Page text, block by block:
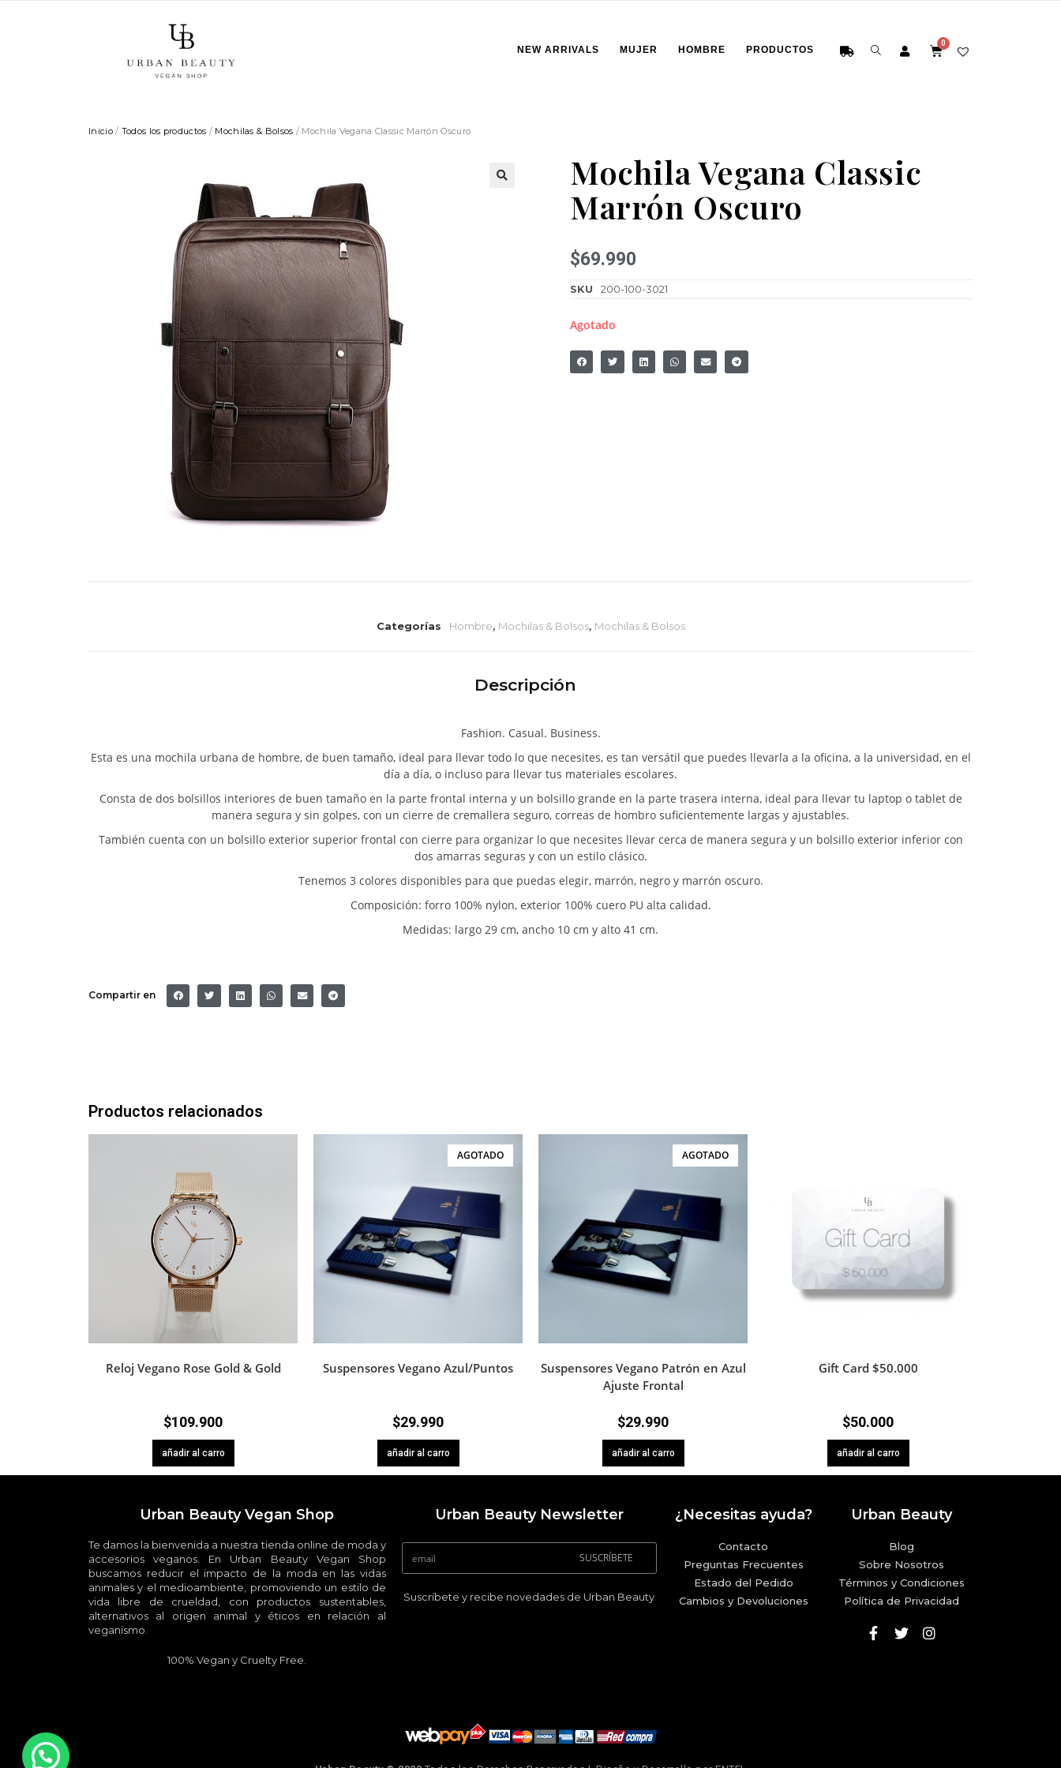
NEW ARRIVALS MUJER HOMBRE PRODUCTOS
Inicio/ Todos los productos / Mochilas & Bolsos / Mochila Vegana Classic Marrón Oscuro
Mochila Vegana Classic
Marrón Oscuro
$69.990
SKU 200-100-3021
Agotado
Categorías Hombre, Mochilas & Bolsos, Mochilas & Bolsos
Descripción
Fashion. Casual. Business.
Esta es una mochila urbana de hombre, de buen tamaño, ideal para llevar todo lo que necesites, es tan versátil que puedes llevarla a la oficina, a la universidad, en el
día a día, o incluso para llevar tus materiales escolares.
Consta de dos bolsillos interiores de buen tamaño en la parte frontal interna y un bolsillo grande en la parte trasera interna, ideal para llevar tu laptop o tablet de
manera segura y sin golpes, con un cierre de cremallera seguro, correas de hombro suficientemente largas y ajustables.
También cuenta con un bolsillo exterior superior frontal con cierre para organizar lo que necesites llevar cerca de manera segura y un bolsillo exterior inferior con
dos amarras seguras y con un estilo clásico.
Tenemos 3 colores disponibles para que puedas elegir, marrón, negro y marrón oscuro.
Composición: forro 100% nylon, exterior 100% cuero PU alta calidad.
Medidas: largo 29 cm, ancho 10 cm y alto 41 cm.
Compartir en
Productos relacionados
Reloj Vegano Rose Gold & Gold
$109.900
añadir al carro
AGOTADO
Suspensores Vegano Azul/Puntos
$29.990
añadir al carro
AGOTADO
Suspensores Vegano Patrón en Azul
Ajuste Frontal
$29.990
añadir al carro
Gift Card $50.000
$50.000
añadir al carro
Urban Beauty Vegan Shop
Te damos la bienvenida a nuestra tienda online de moda y
accesorios veganos. En Urban Beauty Vegan Shop
buscamos reducir el impacto de la moda en las vidas
animales y el medioambiente, promoviendo un estilo de
vida libre de crueldad, con productos sustentables,
alternativos al origen animal y éticos en relación al
veganismo.
100% Vegan y Cruelty Free.
Urban Beauty Newsletter
SUSCRÍBETE
Suscríbete y recibe novedades de Urban Beauty
¿Necesitas ayuda?
Contacto
Preguntas Frecuentes
Estado del Pedido
Cambios y Devoluciones
Urban Beauty
Blog
Sobre Nosotros
Términos y Condiciones
Política de Privacidad